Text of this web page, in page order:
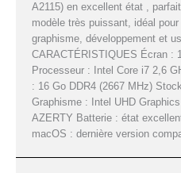
500
SSD
A2115) en excellent état ,
modèle très puissant, idéal
graphisme, développement et
CARACTÉRISTIQUES Écran :
Processeur : Intel Core i7 2,6
: 16 Go DDR4 (2667 MHz)
Graphisme : Intel UHD
AZERTY Batterie : état
macOS : dernière version